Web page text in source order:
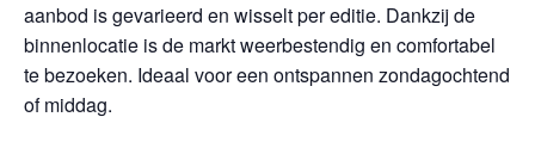
aanbod is gevarieerd en wisselt per editie. Dankzij de
binnenlocatie is de markt weerbestendig en comfortabel
te bezoeken. Ideaal voor een ontspannen zondagochtend
of middag.